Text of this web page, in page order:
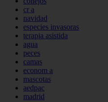
cr a
navidad
especies invasoras
terapia asistida
agua
peces
camas
econom a
mascotas
aedpac
madrid